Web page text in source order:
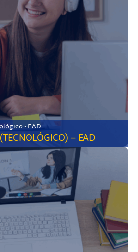
Divinópolis-MG • Tecnológico • EAD
– EAD